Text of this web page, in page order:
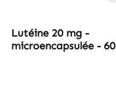
Lutéine 20 mg -
microencapsulée - 60